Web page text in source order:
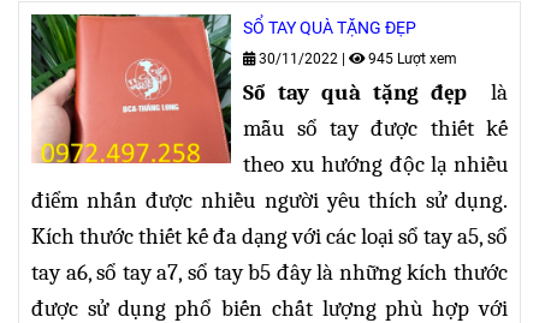
SỔ TAY QUÀ TẶNG ĐẸP
30/11/2022 | 945 Lượt xem
Sổ tay quà tặng đẹp là
mẫu sổ tay được thiết kế
theo xu hướng độc lạ nhiều
điểm nhấn được nhiều người yêu thích sử dụng.
Kích thước thiết kế đa dạngvới các loại sổ tay a5, sổ
tay a6, sổ tay a7, sổ tay b5 đây là những kích thước
được sử dụng phổ biến chất lượng phù hợp với